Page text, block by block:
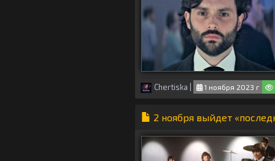
Chertiska 1 ноября 2023 г
2 ноября выйдет